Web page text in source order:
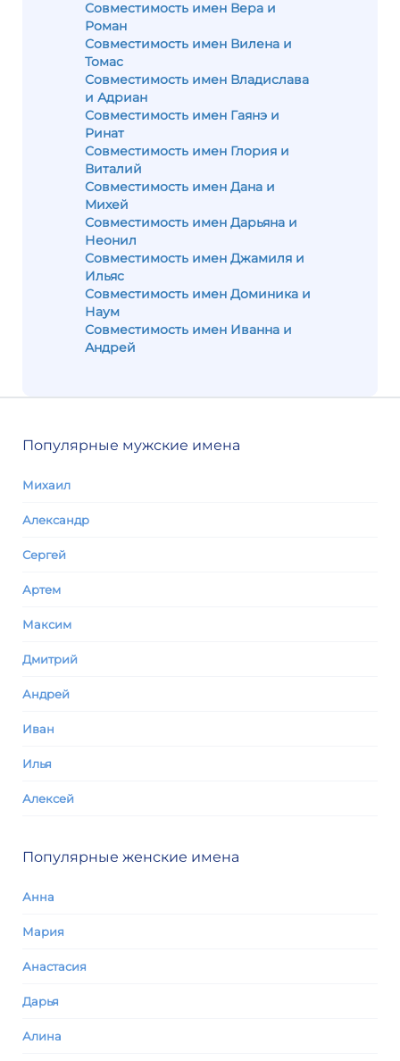
Совместимость имен Вера и
Роман
Совместимость имен Вилена и
Томас
Совместимость имен Владислава
и Адриан
Совместимость имен Гаянэ и
Ринат
Совместимость имен Глория и
Виталий
Совместимость имен Дана и
Михей
Совместимость имен Дарьяна и
Неонил
Совместимость имен Джамиля и
Ильяс
Совместимость имен Доминика и
Наум
Совместимость имен Иванна и
Андрей
Популярные мужские имена
Михаил
Александр
Сергей
Артем
Максим
Дмитрий
Андрей
Иван
Илья
Алексей
Популярные женские имена
Анна
Мария
Анастасия
Дарья
Алина